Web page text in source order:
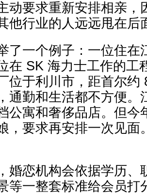
动要求重新安排相亲，
他行业的人远远甩在后
一个例子：一位住在
在 SK 海力士工作的工
位于利川市，距首尔约
通勤和生活都不方便。
公寓和奢侈品店。但今
，要求再安排一次见面
恋机构会依据学历、
等一整套标准给会员打